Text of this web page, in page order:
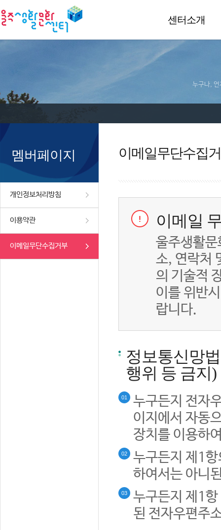
센터소개
누구나, 언
멤버페이지
개인정보처리방침
이용약관
이메일무단수집거부
이메일무단수집
이메일
울주생활
소, 연락처
의 기술적
이를 위반
랍니다.
정보통신망
행위 등 금지)
01
누구든지 전자
이지에서 자동
장치를 이용하
02
누구든지 제1
하여서는 아니
03
누구든지 제1
된 전자우편주